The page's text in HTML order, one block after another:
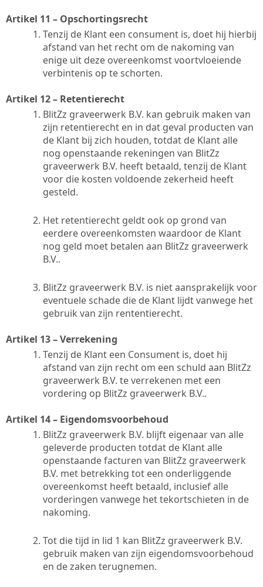
Artikel 11 – Opschortingsrecht
Tenzij de Klant een consument is, doet hij hierbij
afstand van het recht om de nakoming van
enige uit deze overeenkomst voortvloeiende
verbintenis op te schorten.
Artikel 12 – Retentierecht
BlitZz graveerwerk B.V. kan gebruik maken van
zijn retentierecht en in dat geval producten van
de Klant bij zich houden, totdat de Klant alle
nog openstaande rekeningen van BlitZz
graveerwerk B.V. heeft betaald, tenzij de Klant
voor die kosten voldoende zekerheid heeft
gesteld.
Het retentierecht geldt ook op grond van
eerdere overeenkomsten waardoor de Klant
nog geld moet betalen aan BlitZz graveerwerk
B.V..
BlitZz graveerwerk B.V. is niet aansprakelijk voor
eventuele schade die de Klant lijdt vanwege het
gebruik van zijn rententierecht.
Artikel 13 – Verrekening
Tenzij de Klant een Consument is, doet hij
afstand van zijn recht om een schuld aan BlitZz
graveerwerk B.V. te verrekenen met een
vordering op BlitZz graveerwerk B.V..
Artikel 14 – Eigendomsvoorbehoud
BlitZz graveerwerk B.V. blijft eigenaar van alle
geleverde producten totdat de Klant alle
openstaande facturen van BlitZz graveerwerk
B.V. met betrekking tot een onderliggende
overeenkomst heeft betaald, inclusief alle
vorderingen vanwege het tekortschieten in de
nakoming.
Tot die tijd in lid 1 kan BlitZz graveerwerk B.V.
gebruik maken van zijn eigendomsvoorbehoud
en de zaken terugnemen.